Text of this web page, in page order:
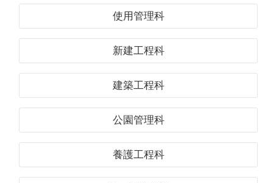
使用管理科
新建工程科
建築工程科
公園管理科
養護工程科